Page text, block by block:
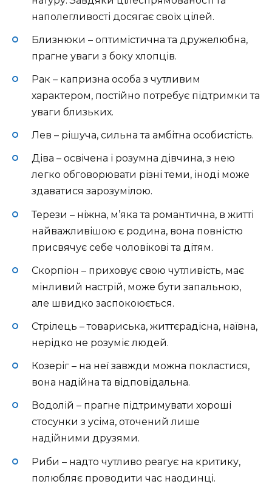
наполегливості досягає своїх цілей.
Близнюки – оптимістична та дружелюбна,
прагне уваги з боку хлопців.
Рак – капризна особа з чутливим
характером, постійно потребує підтримки та
уваги близьких.
Лев – рішуча, сильна та амбітна особистість.
Діва – освічена і розумна дівчина, з нею
легко обговорювати різні теми, іноді може
здаватися зарозумілою.
Терези – ніжна, м’яка та романтична, в житті
найважливішою є родина, вона повністю
присвячує себе чоловікові та дітям.
Скорпіон – приховує свою чутливість, має
мінливий настрій, може бути запальною,
але швидко заспокоюється.
Стрілець – товариська, життєрадісна, наївна,
нерідко не розуміє людей.
Козеріг – на неї завжди можна покластися,
вона надійна та відповідальна.
Водолій – прагне підтримувати хороші
стосунки з усіма, оточений лише
надійними друзями.
Риби – надто чутливо реагує на критику,
полюбляє проводити час наодинці.